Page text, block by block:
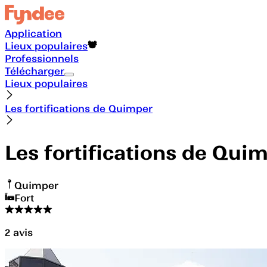
Application
Lieux populaires
Professionnels
Télécharger
Lieux populaires
Les fortifications de Quimper
Les fortifications de
Quimper
Fort
2 avis